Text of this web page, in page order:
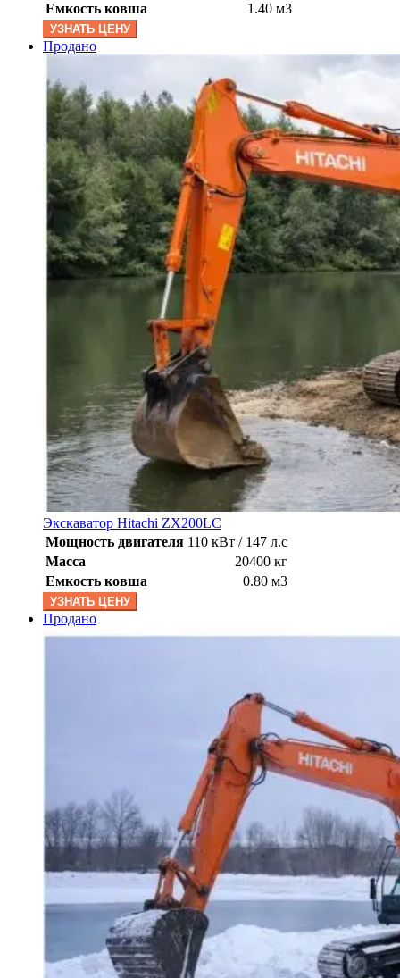
Емкость ковша
1.40 м3
УЗНАТЬ ЦЕНУ
Продано
Экскаватор Hitachi ZX200LC
Мощность двигателя 110 кВт / 147 л.с
Масса
20400 кг
Емкость ковша
0.80 м3
УЗНАТЬ ЦЕНУ
Продано